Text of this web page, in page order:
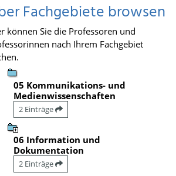
Fachgebiete browsen
können Sie die Professoren und
nach Ihrem Fachgebiet
05 Kommunikations- und
Medienwissenschaften
2 Einträge
06 Information und
Dokumentation
2 Einträge